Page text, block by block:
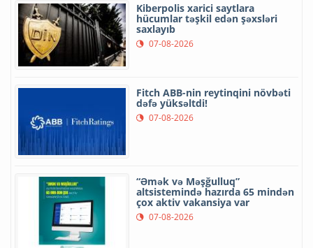
Kiberpolis xarici saytlara
hücumlar təşkil edən şəxsləri
saxlayıb
07-08-2026
Fitch ABB-nin reytinqini növbəti
dəfə yüksəltdi!
07-08-2026
“Əmək və Məşğulluq”
altsistemində hazırda 65 mindən
çox aktiv vakansiya var
07-08-2026